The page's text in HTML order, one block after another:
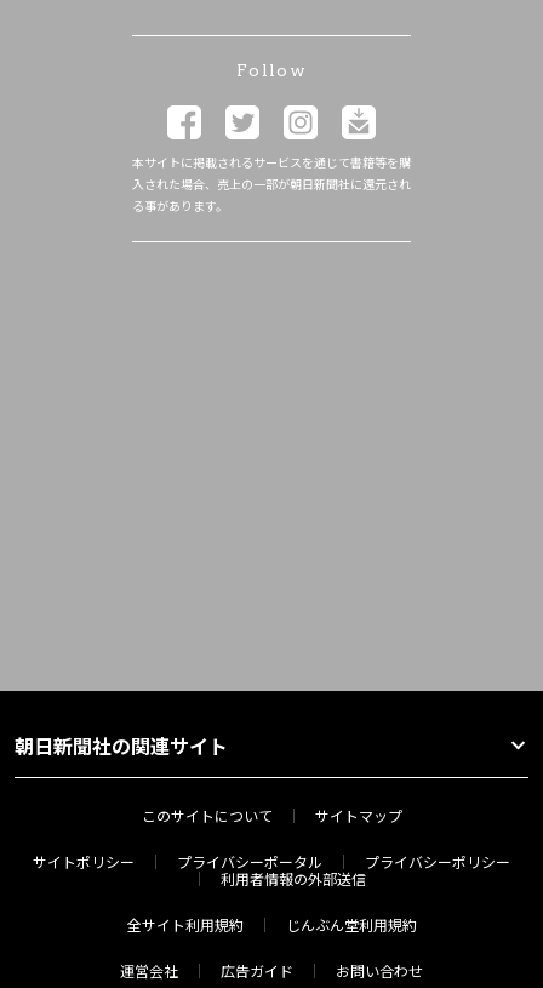
Follow
本サイトに掲載されるサービスを通じて書籍等を購
入された場合、売上の一部が朝日新聞社に還元され
る事があります。
朝日新聞社の関連サイト
このサイトについて サイトマップ
サイトポリシー プライバシーポータル
プライバシーポリシー
利用者情報の外部送信
全サイト利用規約 じんぶん堂利用規約
運営会社 広告ガイド お問い合わせ